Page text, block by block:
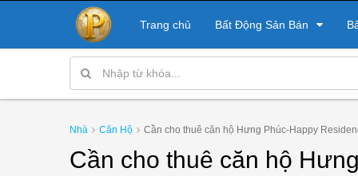
Trang chủ Bất Động Sản Bán
Nhà Căn Hộ Cần cho thuê căn hộ Hưng Phúc-Happy
Cần cho thuê căn hộ